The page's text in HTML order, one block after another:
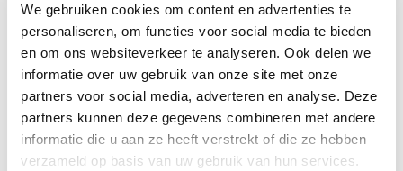
We gebruiken cookies om content en advertenties te
personaliseren, om functies voor social media te bieden
en om ons websiteverkeer te analyseren. Ook delen we
informatie over uw gebruik van onze site met onze
partners voor social media, adverteren en analyse. Deze
partners kunnen deze gegevens combineren met andere
informatie die u aan ze heeft verstrekt of die ze hebben
verzameld op basis van uw gebruik van hun services.
Wat ons betreft was het een zeer geslaagde dag.
Het volgende evenement staat alweer op de rol: op
het International Journalism Festival in Perugia, dat
in April plaatsvindt, organiseert JFF een
dialoogsessie met de daar aanwezige journalisten.